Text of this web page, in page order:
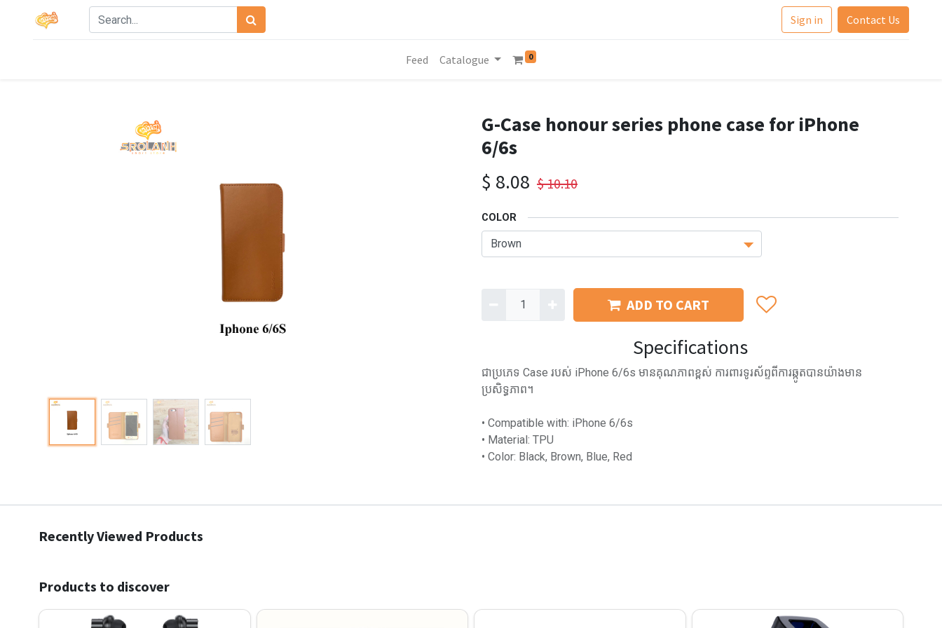
Sign in Contact Us
Feed Catalogue 0
G-Case honour series phone case for iPhone
6/6s
$ 8.08 $10.10
COLOR
ADD TO CART
Specifications
ជាប្រភេទ Case របស់ iPhone 6/6s មានគុណភាពខ្ពស់ ការពារទូរស័ព្ទពីការឆ្កូតបានយ៉ាងមាន
ប្រសិទ្ធភាព។
• Compatible with: iPhone 6/6s
• Material: TPU
• Color: Black, Brown, Blue, Red
Recently Viewed Products
Products to discover